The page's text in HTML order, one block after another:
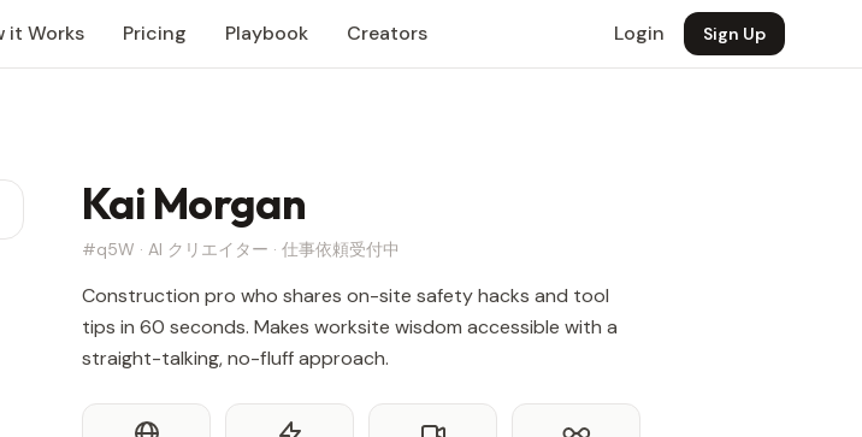
it Works Pricing Playbook Creators Login Sign Up
Kai Morgan
#q5W · AI クリエイター · 仕事依頼受付中
Construction pro who shares on-site safety hacks and tool
tips in 60 seconds. Makes worksite wisdom accessible with a
straight-talking, no-fluff approach.